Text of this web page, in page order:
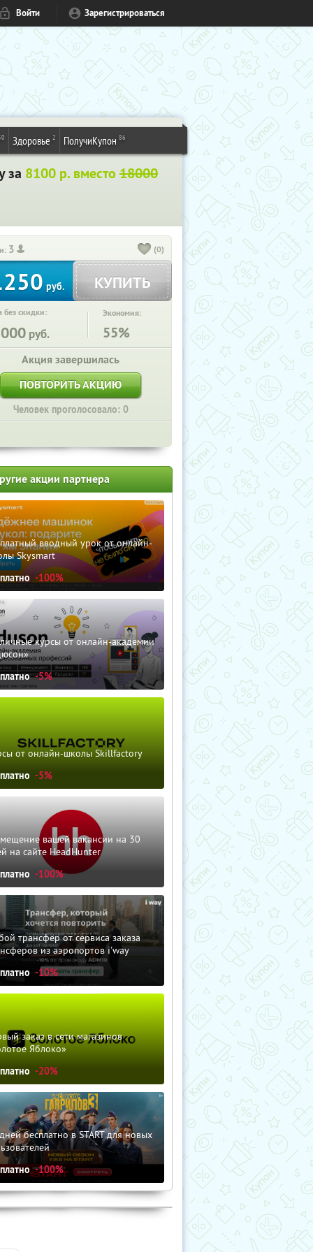
Войти Зарегистрироваться
Здоровье 2 ПолучиКупон 86
за 8100 р. вместо 18000
3 (0)
руб. КУПИТЬ
без скидки:
руб.
Экономия:
55%
Акция завершилась
ПОВТОРИТЬ АКЦИЮ
Человек проголосовало: 0
акции партнера
вводный урок от онлайн-
Skysmart
-100%
курсы от онлайн-академии
-5%
от онлайн-школы Skillfactory
-5%
вашей вакансии на 30
на сайте HeadHunter
-100%
трансфер от сервиса заказа
из аэропортов i'way
-10%
заказ в сети магазинов
Яблоко»
-20%
бесплатно в START для новых
-100%